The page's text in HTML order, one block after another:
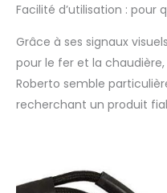
Facilité d’utilisation : pour
Grâce à ses signaux
pour le fer et la
Roberto semble
recherchant un produit